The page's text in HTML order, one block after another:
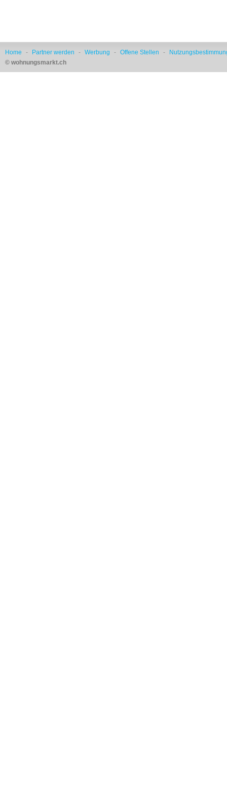
Home - Partner werden - Werbung - Offene Stellen -
© wohnungsmarkt.ch